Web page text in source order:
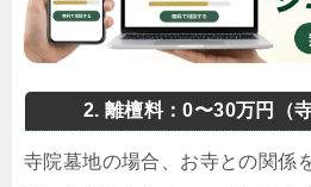
2. 離檀料：0〜30万円（
寺院墓地の場合、お寺との関係